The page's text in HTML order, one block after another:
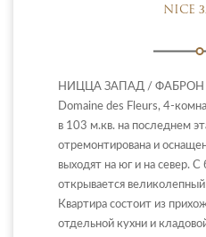
NICE
НИЦЦА ЗАПАД / ФАБРОН :
Domaine des Fleurs, 4-
в 103 м.кв. на последнем
отремонтирована и
выходят на юг и на север.
открывается
Квартира состоит из
отдельной кухни и